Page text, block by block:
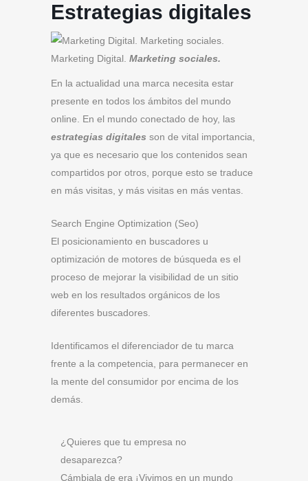
Estrategias digitales
Marketing Digital. Marketing sociales.
En la actualidad una marca necesita estar
presente en todos los ámbitos del mundo
online. En el mundo conectado de hoy, las
estrategias digitales son de vital importancia,
ya que es necesario que los contenidos sean
compartidos por otros, porque esto se traduce
en más visitas, y más visitas en más ventas.
Search Engine Optimization (Seo)
El posicionamiento en buscadores u
optimización de motores de búsqueda es el
proceso de mejorar la visibilidad de un sitio
web en los resultados orgánicos de los
diferentes buscadores.
Identificamos el diferenciador de tu marca
frente a la competencia, para permanecer en
la mente del consumidor por encima de los
demás.
¿Quieres que tu empresa no
desaparezca?
Cámbiala de era ¡Vivimos en un mundo